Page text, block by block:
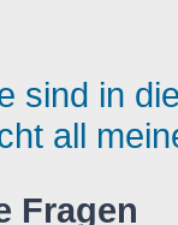
sind in
all
Fragen